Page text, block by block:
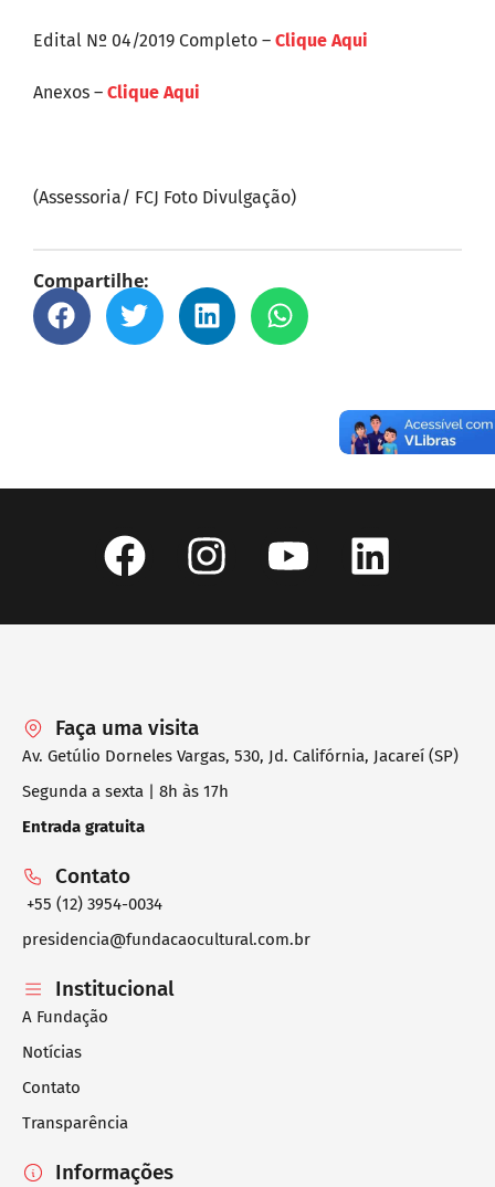
Edital Nº 04/2019 Completo – Clique Aqui
Anexos – Clique Aqui
(Assessoria/ FCJ Foto Divulgação)
Compartilhe:
Faça uma visita
Av. Getúlio Dorneles Vargas, 530, Jd. Califórnia, Jacareí (SP)
Segunda a sexta | 8h às 17h
Entrada gratuita
Contato
+55 (12) 3954-0034
presidencia@fundacaocultural.com.br
Institucional
A Fundação
Notícias
Contato
Transparência
Informações